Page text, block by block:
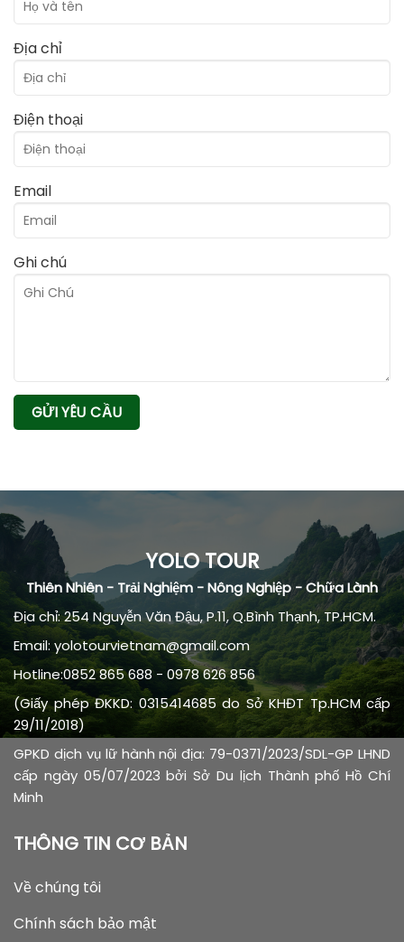
Địa chỉ
Điện thoại
Email
Ghi chú
YOLO TOUR
Thiên Nhiên - Trải Nghiệm - Nông Nghiệp - Chữa Lành
Địa chỉ: 254 Nguyễn Văn Đậu, P.11, Q.Bình Thạnh, TP.HCM.
Email: yolotourvietnam@gmail.com
Hotline:0852 865 688 - 0978 626 856
(Giấy phép ĐKKD: 0315414685 do Sở KHĐT Tp.HCM cấp
29/11/2018)
GPKD dịch vụ lữ hành nội địa: 79-0371/2023/SDL-GP LHND
cấp ngày 05/07/2023 bởi Sở Du lịch Thành phố Hồ Chí
Minh
THÔNG TIN CƠ BẢN
Về chúng tôi
Chính sách bảo mật